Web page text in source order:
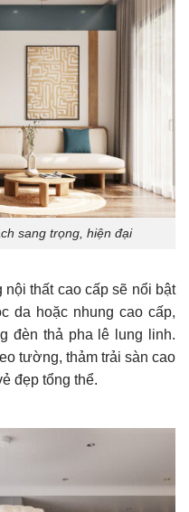
sang trọng, hiện đại
thất cao cấp sẽ nổi bật
da hoặc nhung cao cấp,
đèn thả pha lê lung linh.
tường, thảm trải sàn cao
đẹp tổng thể.